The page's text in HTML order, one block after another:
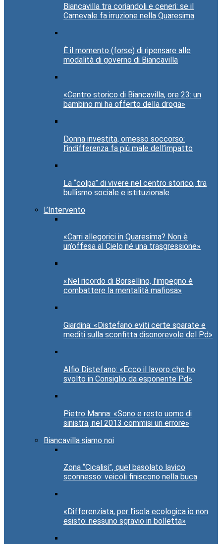
Biancavilla tra coriandoli e ceneri: se il
Carnevale fa irruzione nella Quaresima
È il momento (forse) di ripensare alle
modalità di governo di Biancavilla
«Centro storico di Biancavilla, ore 23: un
bambino mi ha offerto della droga»
Donna investita, omesso soccorso:
l’indifferenza fa più male dell’impatto
La “colpa” di vivere nel centro storico, tra
bullismo sociale e istituzionale
L’Intervento
«Carri allegorici in Quaresima? Non è
un’offesa al Cielo né una trasgressione»
«Nel ricordo di Borsellino, l’impegno è
combattere la mentalità mafiosa»
Giardina: «Distefano eviti certe sparate e
mediti sulla sconfitta disonorevole del Pd»
Alfio Distefano: «Ecco il lavoro che ho
svolto in Consiglio da esponente Pd»
Pietro Manna: «Sono e resto uomo di
sinistra, nel 2013 commisi un errore»
Biancavilla siamo noi
Zona “Cicalisi”, quel basolato lavico
sconnesso: veicoli finiscono nella buca
«Differenziata, per l’isola ecologica io non
esisto: nessuno sgravio in bolletta»